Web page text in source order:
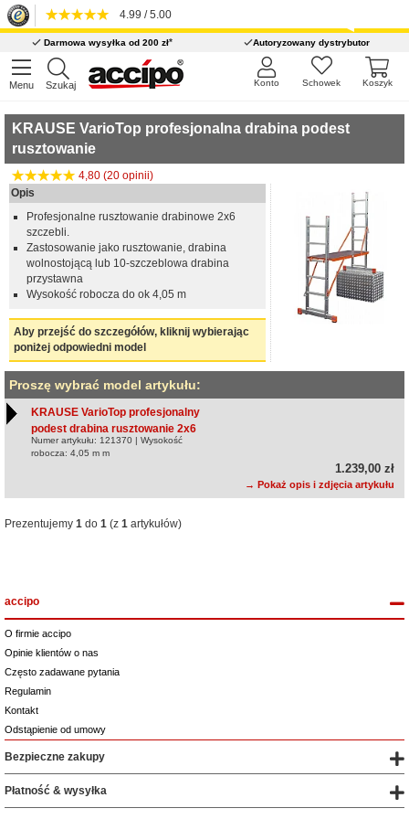
4.99 / 5.00
Darmowa wysyłka od 200 zł* Autoryzowany dystrybutor
Menu Szukaj Koszyk
Schowek
Konto
KRAUSE VarioTop profesjonalna drabina podest
rusztowanie
4,80 (20 opinii)
Opis
Profesjonalne rusztowanie drabinowe 2x6
szczebli.
Zastosowanie jako rusztowanie, drabina
wolnostojącą lub 10-szczeblowa drabina
przystawna
Wysokość robocza do ok 4,05 m
Aby przejść do szczegółów, kliknij wybierając
poniżej odpowiedni model
Proszę wybrać model artykułu:
KRAUSE VarioTop profesjonalny
podest drabina rusztowanie 2x6
Numer artykułu: 121370 | Wysokość
robocza: 4,05 m m
1.239,00 zł
→ Pokaż opis i zdjęcia artykułu
Prezentujemy 1 do 1 (z 1 artykułów)
accipo
O firmie accipo
Opinie klientów o nas
Często zadawane pytania
Regulamin
Kontakt
Odstąpienie od umowy
Bezpieczne zakupy
Płatność & wysyłka